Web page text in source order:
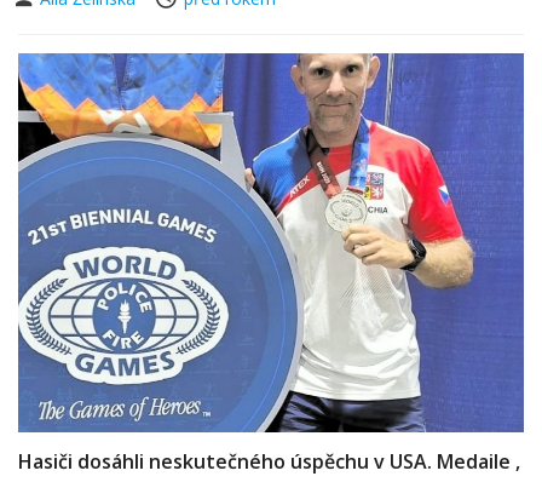
Hasiči dosáhli neskutečného úspěchu v USA. Medaile ,